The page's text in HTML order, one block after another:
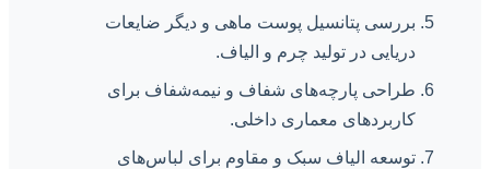
بررسی پتانسیل پوست ماهی و دیگر ضایعات
دریایی در تولید چرم و الیاف.
طراحی پارچه‌های شفاف و نیمه‌شفاف برای
کاربردهای معماری داخلی.
توسعه الیاف سبک و مقاوم برای لباس‌های